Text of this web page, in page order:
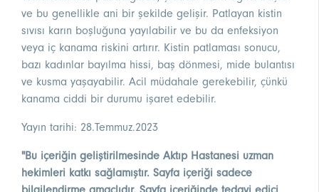
ve bu genellikle ani bir şekilde gelişir. Patlayan kistin
sıvısı karın boşluğuna yayılabilir ve bu da enfeksiyon
veya iç kanama riskini artırır. Kistin patlaması sonucu,
bazı kadınlar bayılma hissi, baş dönmesi, mide bulantısı
ve kusma yaşayabilir. Acil müdahale gerekebilir, çünkü
kanama ciddi bir durumu işaret edebilir.
Yayın tarihi: 28.Temmuz.2023
"Bu içeriğin geliştirilmesinde Aktıp Hastanesi uzman
hekimleri katkı sağlamıştır. Sayfa içeriği sadece